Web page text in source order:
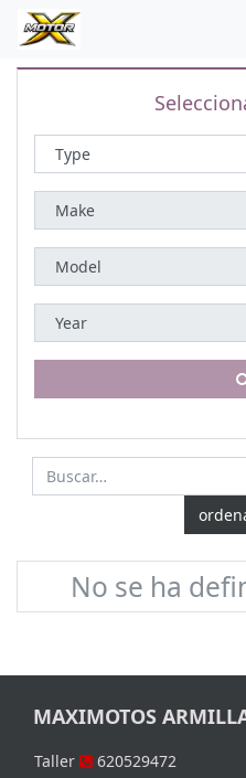
No se ha
MAXIMOTOS
Taller 620529472